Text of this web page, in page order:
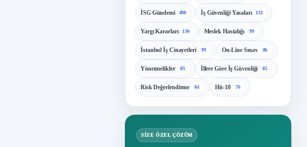
İSG Gündemi 498 İş Güvenliği Yasaları 132
Yargı Kararları 130 Meslek Hastalığı 99
İstanbul İş Cinayetleri 99 On-Line Sınav 86
Yönetmelikler 85 İllere Göre İş Güvenliği 85
Risk Değerlendirme 84 Hit-10 76
SIZE ÖZEL ÇÖZÜM